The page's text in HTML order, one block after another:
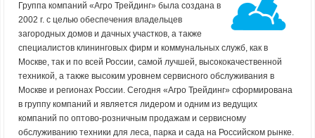
Группа компаний «Агро Трейдинг» была создана в
2002 г. с целью обеспечения владельцев
загородных домов и дачных участков, а также
специалистов клининговых фирм и коммунальных служб, как в
Москве, так и по всей России, самой лучшей, высококачественной
техникой, а также высоким уровнем сервисного обслуживания в
Москве и регионах России. Сегодня «Агро Трейдинг» сформирована
в группу компаний и является лидером и одним из ведущих
компаний по оптово-розничным продажам и сервисному
обслуживанию техники для леса, парка и сада на Российском рынке.